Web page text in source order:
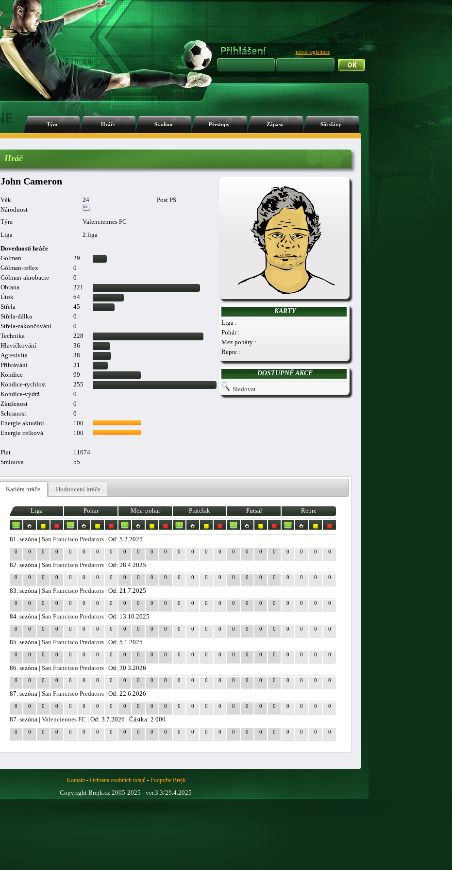
nová registrace
Tým Hráči Stadion Přestupy Zápasy Síň slávy
Hráč
John Cameron
Věk 24
Post PS
Národnost
Tým
Valenciennes FC
Liga
2.liga
Dovednosti hráče
Golman
29
Gólman-reflex
0
Gólman-akrobacie
0
Obrana
221
Útok
64
Střela
45
Střela-dálka
0
Střela-zakončování
0
Technika
228
Hlavičkování
36
Agresivita
38
Přihrávání
31
Kondice
99
Kondice-rychlost
255
Kondice-výdrž
0
Zkušenost
0
Sehranost
0
Energie aktuální
100
Energie celková
100
Plat
11674
Smlouva
55
KARTY
Liga :
Pohár :
Mez.poháry :
Repre :
DOSTUPNÉ AKCE
Sledovat
Kariéra hráče Hodnocení hráče
Liga Pohar Mez. pohar Pratelak Futsal Repre
81. sezóna |San Francisco Predators | Od: 5.2.2025
0 0 0 0 0 0 0 0 0 0 0 0 0 0 0 0 0 0 0 0 0 0 0 0
82. sezóna |San Francisco Predators | Od: 28.4.2025
0 0 0 0 0 0 0 0 0 0 0 0 0 0 0 0 0 0 0 0 0 0 0 0
83. sezóna |San Francisco Predators | Od: 21.7.2025
0 0 0 0 0 0 0 0 0 0 0 0 0 0 0 0 0 0 0 0 0 0 0 0
84. sezóna |San Francisco Predators | Od: 13.10.2025
0 0 0 0 0 0 0 0 0 0 0 0 0 0 0 0 0 0 0 0 0 0 0 0
85. sezóna |San Francisco Predators | Od: 5.1.2025
0 0 0 0 0 0 0 0 0 0 0 0 0 0 0 0 0 0 0 0 0 0 0 0
86. sezóna |San Francisco Predators | Od: 30.3.2026
0 0 0 0 0 0 0 0 0 0 0 0 0 0 0 0 0 0 0 0 0 0 0 0
87. sezóna |San Francisco Predators | Od: 22.6.2026
0 0 0 0 0 0 0 0 0 0 0 0 0 0 0 0 0 0 0 0 0 0 0 0
87. sezóna |Valenciennes FC | Od: 3.7.2026 | Částka: 2 000
0 0 0 0 0 0 0 0 0 0 0 0 0 0 0 0 0 0 0 0 0 0 0 0
Kontakt- Ochrana osobních údajů- Podpořte Brejk
Copyright Brejk.cz 2005-2025 - ver.3.3/29.4.2025